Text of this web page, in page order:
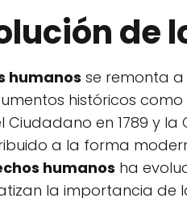
de
humanos se remonta
históricos
en 1789 y
a la forma
humanos ha
la importancia de